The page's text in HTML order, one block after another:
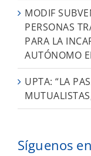
MODIF
PERSONAS
PARA LA
AUTÓNOMO
UPTA: “LA
Síguenos